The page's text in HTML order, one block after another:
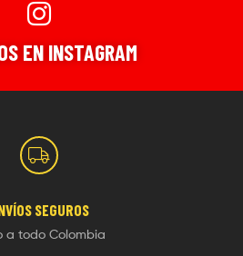
EN INSTAGRAM
SEGUROS
a todo Colombia